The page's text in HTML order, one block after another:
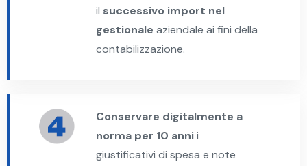
il successivo import nel
gestionale aziendale ai fini della
contabilizzazione.
Conservare digitalmente a
norma per 10 annii
giustificativi di spesa e note